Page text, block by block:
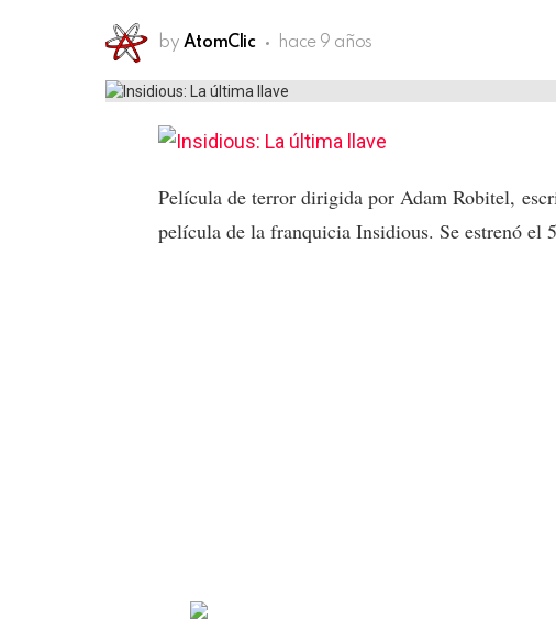
by AtomClic hace 9 años
Película de terror dirigida por Adam Robitel,
película de la franquicia Insidious. Se estrenó el